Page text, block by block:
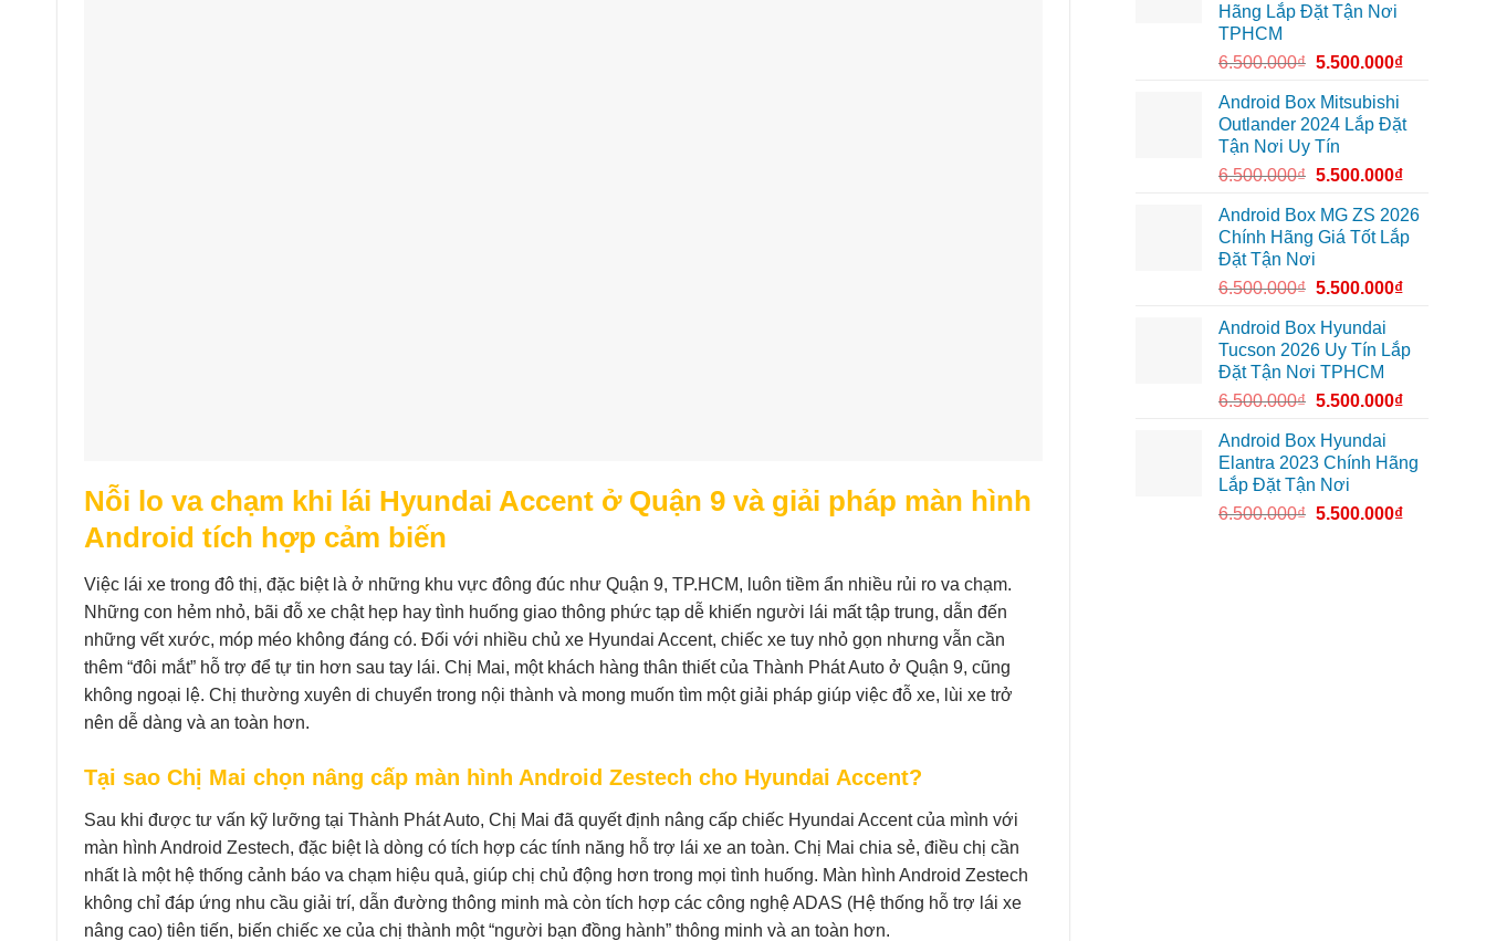
Nỗi lo va chạm khi lái Hyundai Accent ở Quận 9 và giải pháp màn hình
Android tích hợp cảm biến
Việc lái xe trong đô thị, đặc biệt là ở những khu vực đông đúc như Quận 9, TP.HCM, luôn tiềm ẩn nhiều rủi ro va chạm.
Những con hẻm nhỏ, bãi đỗ xe chật hẹp hay tình huống giao thông phức tạp dễ khiến người lái mất tập trung, dẫn đến
những vết xước, móp méo không đáng có. Đối với nhiều chủ xe Hyundai Accent, chiếc xe tuy nhỏ gọn nhưng vẫn cần
thêm “đôi mắt” hỗ trợ để tự tin hơn sau tay lái. Chị Mai, một khách hàng thân thiết của Thành Phát Auto ở Quận 9, cũng
không ngoại lệ. Chị thường xuyên di chuyển trong nội thành và mong muốn tìm một giải pháp giúp việc đỗ xe, lùi xe trở
nên dễ dàng và an toàn hơn.
Tại sao Chị Mai chọn nâng cấp màn hình Android Zestech cho Hyundai Accent?
Sau khi được tư vấn kỹ lưỡng tại Thành Phát Auto, Chị Mai đã quyết định nâng cấp chiếc Hyundai Accent của mình với
màn hình Android Zestech, đặc biệt là dòng có tích hợp các tính năng hỗ trợ lái xe an toàn. Chị Mai chia sẻ, điều chị cần
nhất là một hệ thống cảnh báo va chạm hiệu quả, giúp chị chủ động hơn trong mọi tình huống. Màn hình Android Zestech
không chỉ đáp ứng nhu cầu giải trí, dẫn đường thông minh mà còn tích hợp các công nghệ ADAS (Hệ thống hỗ trợ lái xe
nâng cao) tiên tiến, biến chiếc xe của chị thành một “người bạn đồng hành” thông minh và an toàn hơn.
thoải
mái
hơn
Geely
EX2
Quận
xem
bản
đồ,
YouTube
tiện
hơn
Hãng Lắp Đặt Tận Nơi
TPHCM
6.500.000₫ 5.500.000₫
Android Box Mitsubishi
Outlander 2024 Lắp Đặt
Tận Nơi Uy Tín
6.500.000₫ 5.500.000₫
Android Box MG ZS 2026
Chính Hãng Giá Tốt Lắp
Đặt Tận Nơi
6.500.000₫ 5.500.000₫
Android Box Hyundai
Tucson 2026 Uy Tín Lắp
Đặt Tận Nơi TPHCM
6.500.000₫ 5.500.000₫
Android Box Hyundai
Elantra 2023 Chính Hãng
Lắp Đặt Tận Nơi
6.500.000₫ 5.500.000₫